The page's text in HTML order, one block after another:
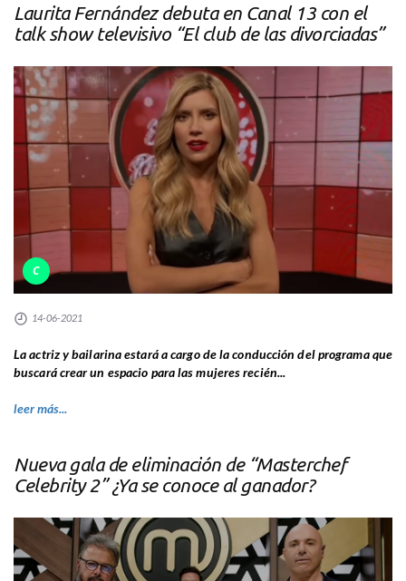
Laurita Fernández debuta en Canal 13 con el
talk show televisivo “El club de las divorciadas”
C
14-06-2021
La actriz y bailarina estará a cargo de la conducción del programa que
buscará crear un espacio para las mujeres recién...
leer más...
Nueva gala de eliminación de “Masterchef
Celebrity 2” ¿Ya se conoce al ganador?